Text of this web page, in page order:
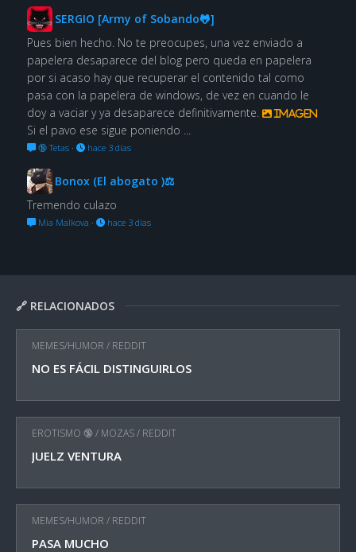
🔗 RELACIONADOS
MEMES/HUMOR / REDDIT
NO ES FÁCIL DISTINGUIRLOS
EROTISMO 🔞/ MOZAS/ REDDIT
JUELZ VENTURA
MEMES/HUMOR / REDDIT
PASA MUCHO
SERGIO [Army of Sobando🐸]
Pues bien hecho. No te preocupes, una vez enviado a
papelera desaparece del blog pero queda en papelera
por si acaso hay que recuperar el contenido tal como
pasa con la papelera de windows, de vez en cuando le
doy a vaciar y ya desaparece definitivamente.
Imagen
Si el pavo ese sigue poniendo ...
🔞 Tetas· hace 3 días
Bonox (El abogato )⚖
Tremendo culazo
Mia Malkova · hace 3 días